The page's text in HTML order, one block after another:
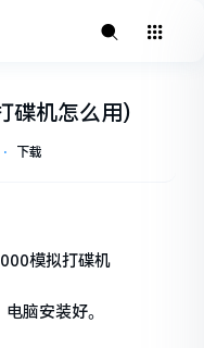
碟机怎么用)
⋅ 下载
模拟打碟机
脑安装好。